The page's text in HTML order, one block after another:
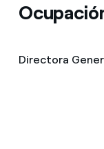
Directora